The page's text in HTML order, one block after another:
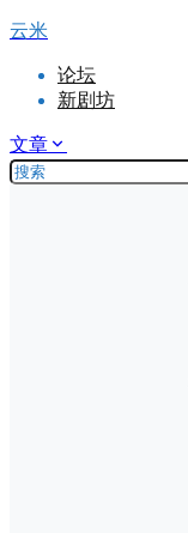
云米
论坛
新剧坊
文章